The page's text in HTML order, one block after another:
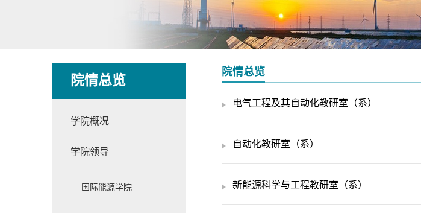
院情总览
学院概况
学院领导
国际能源学院
院情总览
电气工程及其自动化教研室（系）
自动化教研室（系）
新能源科学与工程教研室（系）